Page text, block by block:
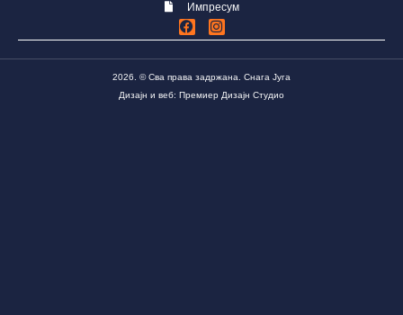
Импресум
2026. © Сва права задржана. Снага Југа
Дизајн и веб: Премиер Дизајн Студио